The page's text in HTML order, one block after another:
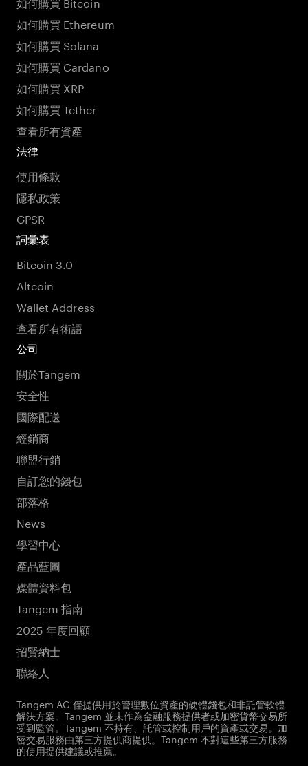
如何購買 Ethereum
如何購買 Solana
如何購買 Cardano
如何購買 XRP
如何購買 Tether
查看所有資產
法律
使用條款
隱私政策
GPSR
詞彙表
Bitcoin 3.0
Altcoin
Wallet Address
查看所有術語
公司
關於Tangem
安全性
國際配送
經銷商
聯盟行銷
自訂您的錢包
部落格
News
學習中心
產品藍圖
媒體資料包
Tangem 指南
2025 年度回顧
招賢納士
聯絡人
Tangem AG 僅提供用於管理數位資產的硬體錢包和非託管軟體
解決方案。Tangem 並未作為金融服務提供者或加密貨幣交易所
受到監管。Tangem 不持有、託管或控制用戶的資產或交易。加
密交易服務由第三方提供商提供。Tangem 不對這些第三方服務
的使用提供建議或推薦。